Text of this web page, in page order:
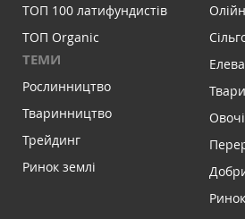
ТОП 100 латифундистів
ТОП Organic
ТЕМИ
Рослинництво
Тваринництво
Трейдинг
Ринок землі